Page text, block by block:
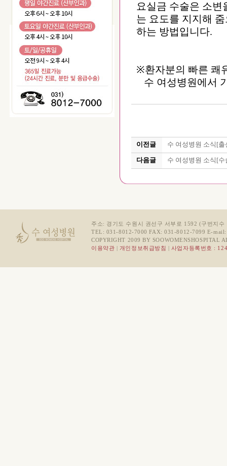
요실금 수술은 소변
는 요도를 지지해
하는 방법입니다.
※환자분의 빠른 쾌
수 여성병원에서
이전글 수 여성병원 소식[출
다음글 수 여성병원 소식[수
주소: 경기도 수원시 권선구 서부로 1592 (구번지
TEL: 031-8012-7000 FAX: 031-8012-7099 E-mail:
COPYRIGHT 2009 BY SOOWOMENSHOSPITAL
이용약관 | 개인정보취급방침 | 사업자등록번호 :